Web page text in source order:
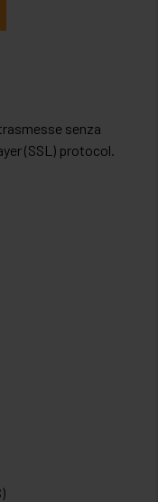
senza
(SSL) protocol.